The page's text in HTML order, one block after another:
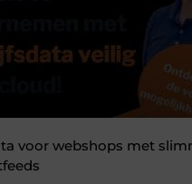
voor webshops met